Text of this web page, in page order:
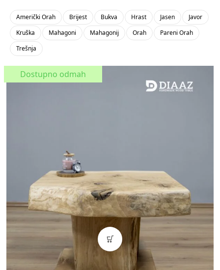
Američki Orah Brijest Bukva Hrast Jasen
Javor
Kruška
Mahagoni Mahagonij Orah
Pareni Orah
Trešnja
Dostupno odmah